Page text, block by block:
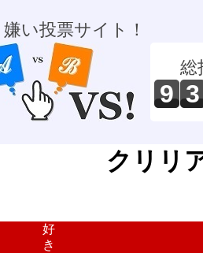
い投票サイト！
総
9 3
クリリ
好
き